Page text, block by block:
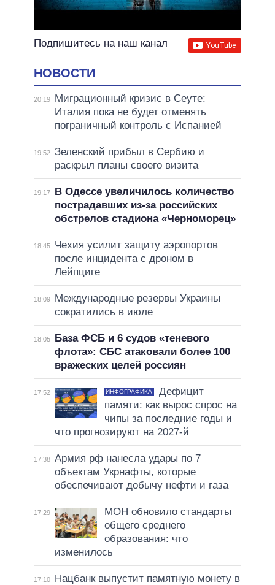
Подпишитесь на наш канал
НОВОСТИ
20:19
Миграционный кризис в Сеуте:
Италия пока не будет отменять
пограничный контроль с Испанией
19:52 Зеленский прибыл в Сербию и
раскрыл планы своего визита
19:17
В Одессе увеличилось количество
пострадавших из-за российских
обстрелов стадиона «Черноморец»
18:45
Чехия усилит защиту аэропортов
после инцидента с дроном в
Лейпциге
18:09
Международные резервы Украины
сократились в июле
18:05
База ФСБ и 6 судов «теневого
флота»: СБС атаковали более 100
вражеских целей россиян
17:52 ИНФОГРАФИКА
Дефицит
памяти: как вырос спрос на
чипы за последние годы и
что прогнозируют на 2027-й
17:38 Армия рф нанесла удары по 7
объектам Укрнафты, которые
обеспечивают добычу нефти и газа
17:29
МОН обновило стандарты
общего среднего
образования: что
изменилось
17:10
Нацбанк выпустит памятную монету в